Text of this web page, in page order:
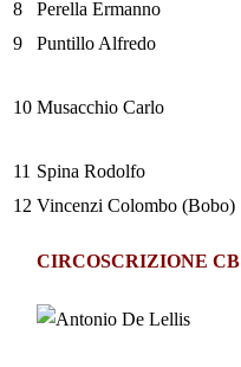
8
Perella Ermanno
9
Puntillo Alfredo
10 Musacchio Carlo
11 Spina Rodolfo
12 Vincenzi Colombo (Bobo)
CIRCOSCRIZIONE CB